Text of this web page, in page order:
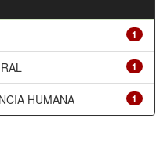
1
1
1
HUMANA